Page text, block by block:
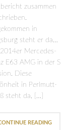
zusammen
in
steht er da…
Mercedes-
E63 AMG in der S
Diese
in Perlmutt-
steht da, […]
READING